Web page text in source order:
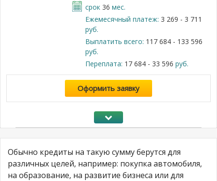
срок 36 мес.
Ежемесячный платеж: 3 269 - 3 711
руб.
Выплатить всего: 117 684 - 133 596
руб.
Переплата: 17 684 - 33 596 руб.
Оформить заявку
Обычно кредиты на такую сумму берутся для
различных целей, например: покупка автомобиля,
на образование, на развитие бизнеса или для